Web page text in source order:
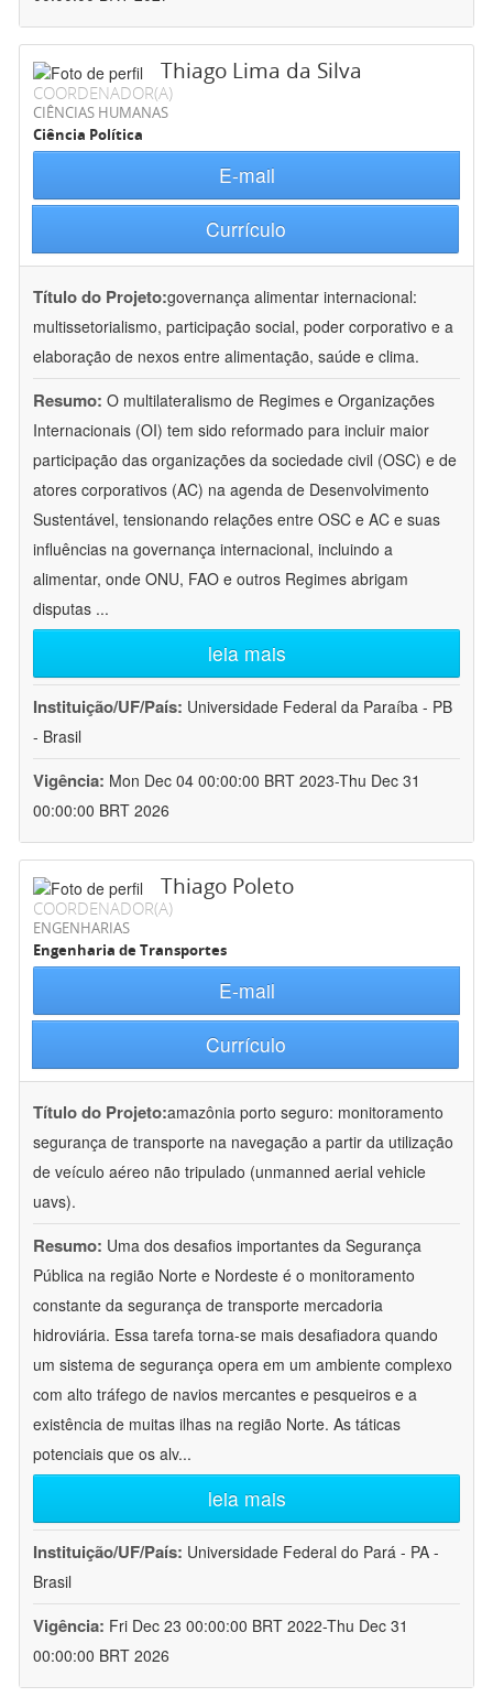
Thiago Lima da Silva
COORDENADOR(A)
CIÊNCIAS HUMANAS
Ciência Política
E-mail
Currículo
Título do Projeto:governança alimentar internacional:
multissetorialismo, participação social, poder corporativo e a
elaboração de nexos entre alimentação, saúde e clima.
Resumo: O multilateralismo de Regimes e Organizações
Internacionais (OI) tem sido reformado para incluir maior
participação das organizações da sociedade civil (OSC) e de
atores corporativos (AC) na agenda de Desenvolvimento
Sustentável, tensionando relações entre OSC e AC e suas
influências na governança internacional, incluindo a
alimentar, onde ONU, FAO e outros Regimes abrigam
disputas ...
leia mais
Instituição/UF/País: Universidade Federal da Paraíba - PB
- Brasil
Vigência: Mon Dec 04 00:00:00 BRT 2023-Thu Dec 31
00:00:00 BRT 2026
Thiago Poleto
COORDENADOR(A)
ENGENHARIAS
Engenharia de Transportes
E-mail
Currículo
Título do Projeto:amazônia porto seguro: monitoramento
segurança de transporte na navegação a partir da utilização
de veículo aéreo não tripulado (unmanned aerial vehicle
uavs).
Resumo: Uma dos desafios importantes da Segurança
Pública na região Norte e Nordeste é o monitoramento
constante da segurança de transporte mercadoria
hidroviária. Essa tarefa torna-se mais desafiadora quando
um sistema de segurança opera em um ambiente complexo
com alto tráfego de navios mercantes e pesqueiros e a
existência de muitas ilhas na região Norte. As táticas
potenciais que os alv...
leia mais
Instituição/UF/País: Universidade Federal do Pará - PA -
Brasil
Vigência: Fri Dec 23 00:00:00 BRT 2022-Thu Dec 31
00:00:00 BRT 2026